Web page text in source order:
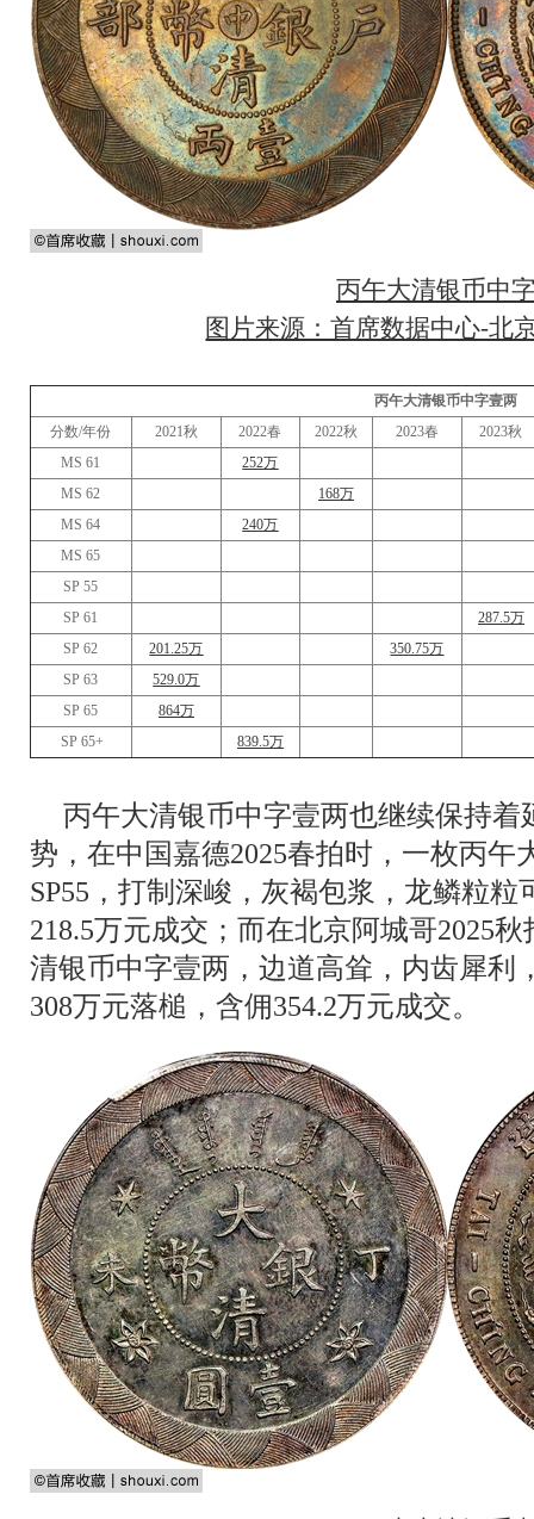
丙午大清银币中
图片来源：首席数据中心-北
丙午大清银币中字壹两
分数/年份
2021秋 2022春 2022秋 2023春
2023秋
MS 61
252万
MS 62
168万
MS 64
240万
MS 65
SP 55
SP 61
287.5万
SP 62
201.25万
350.75万
SP 63
529.0万
SP 65
864万
SP 65+
839.5万
丙午大清银币中字壹两也继续保持
势，在中国嘉德2025春拍时，一枚丙午
SP55，打制深峻，灰褐包浆，龙鳞粒粒
218.5万元成交；而在北京阿城哥2025秋
清银币中字壹两，边道高耸，内齿犀利
308万元落槌，含佣354.2万元成交。